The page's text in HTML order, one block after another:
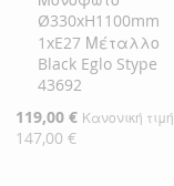
Ø330xH1100mm
1xE27 Μέταλλο
Black Eglo Stype
43692
Ειδική
Τιμή
119,00 € Κανονική τιμή
147,00 €